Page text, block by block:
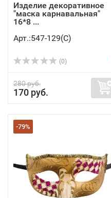
Изделие декоративное
"маска карнавальная"
16*8 ...
Арт.:547-129(C)
(0)
280 руб.
170 руб.
-79%